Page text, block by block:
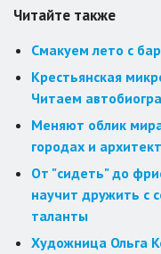
Читайте также
Смакуем лето с
Крестьянская
Читаем
Меняют облик
городах и
От "сидеть" до
научит дружить с
таланты
Художница Ольга